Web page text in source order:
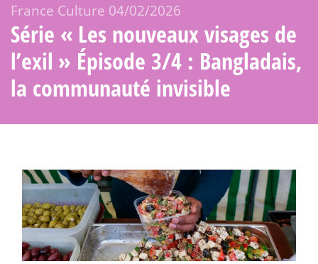
France Culture 04/02/2026
Série « Les nouveaux visages de
l’exil » Épisode 3/4 : Bangladais,
la communauté invisible